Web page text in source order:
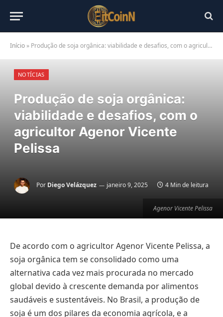
Início » Produção de soja orgânica: viabilidade e desafios, com o agricultor Agenor Vicente Pelissa
Agenor Vicente Pelissa
NOTÍCIAS
Produção de soja orgânica:
viabilidade e desafios, com o
agricultor Agenor Vicente
Pelissa
Por Diego Velázquez janeiro 9, 2025 4 Min de leitura
De acordo com o agricultor Agenor Vicente Pelissa, a
soja orgânica tem se consolidado como uma
alternativa cada vez mais procurada no mercado
global devido à crescente demanda por alimentos
saudáveis e sustentáveis. No Brasil, a produção de
soja é um dos pilares da economia agrícola, e a